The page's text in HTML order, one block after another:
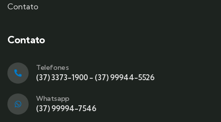
Contato
Contato
Telefones
(37) 3373-1900 - (37) 99944-5526
Whatsapp
(37) 99994-7546